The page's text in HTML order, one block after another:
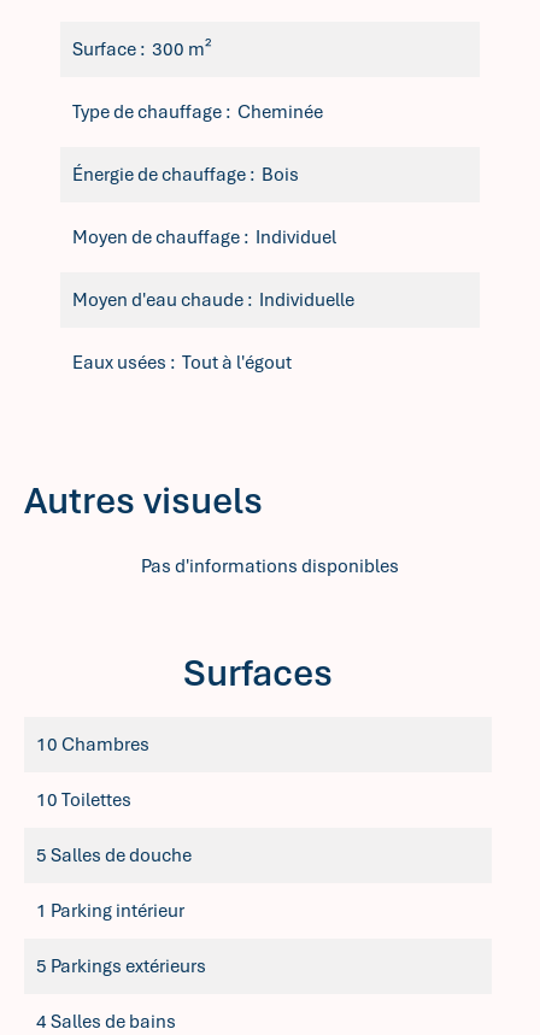
Surface 300 m²
Type de chauffage Cheminée
Énergie de chauffage Bois
Moyen de chauffage Individuel
Moyen d'eau chaude Individuelle
Eaux usées Tout à l'égout
Autres visuels
Pas d'informations disponibles
Surfaces
10 Chambres
10 Toilettes
5 Salles de douche
1 Parking intérieur
5 Parkings extérieurs
4 Salles de bains